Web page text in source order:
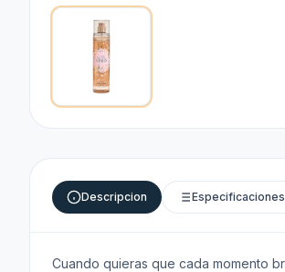
Descripcion Especificaciones
Cuando quieras que cada momento